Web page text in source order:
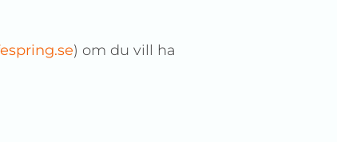
) om du vill ha